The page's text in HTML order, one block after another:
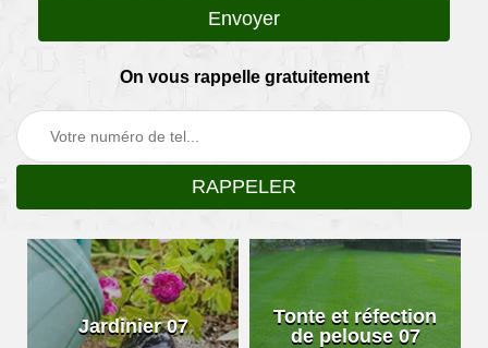
On vous rappelle gratuitement
Jardinier 07
Tonte et réfection
de pelouse 07